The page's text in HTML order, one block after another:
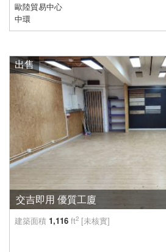
歐陸貿易中心
中環
出售
交吉即用 優質工廈
建築面積 1,116 ft2 [未核實]